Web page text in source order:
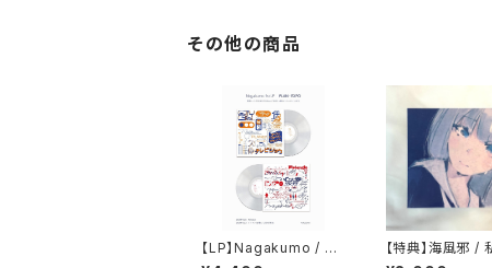
その他の商品
【LP】Nagakumo / PL
AN - EXPO
【特典】海風邪 /
を見ていてね